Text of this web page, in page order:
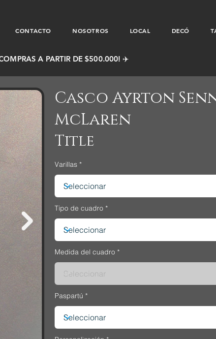
CONTACTO NOSOTROS LOCAL DECÓ
A PARTIR DE $500.000! ✈️
Casco Ayrton
McLaren
Title
Varillas
Tipo de cuadro
Medida del cuadro
Paspartú